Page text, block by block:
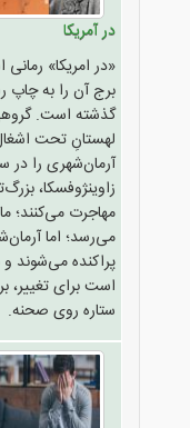
در آمریکا
«در امریکا»
برج آن را به چاپ
گذشته است.
لهستانِ تحت
آرمان‌شهری را در
زاوینژوفسکا،
مهاجرت می‌کنند؛
می‌رسد؛ اما
پراکنده می‌شوند و
است برای تغییر،
ستاره روی صحنه.